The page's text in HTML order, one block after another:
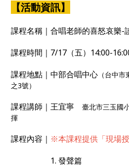
【活動資訊】
課程名稱｜合唱老師的喜怒哀樂-
課程時間｜7/17（五）14:00-
課程地點｜中部合唱中心 （台中
之3號）
課程講師｜王宜寧臺北市三玉國
揮
課程內容｜ ※本課程提供「現場
1. 發聲篇